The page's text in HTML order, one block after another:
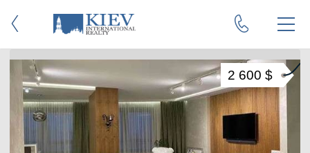
2 600 $